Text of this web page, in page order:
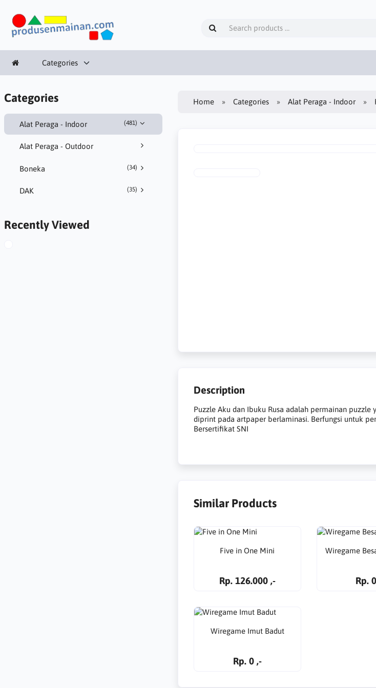
Categories
Categories
Alat Peraga - Indoor (481)
Alat Peraga - Outdoor
Boneka (34)
DAK (35)
Recently Viewed
Home Categories Alat Peraga - Indoor
Description
Puzzle Aku dan Ibuku Rusa adalah permainan
diprint pada artpaper berlaminasi. Berfungsi untuk
Bersertifikat SNI
Similar Products
Five in One Mini
Rp. 126.000 ,-
Wiregame
Rp.
Wiregame Imut Badut
Rp. 0 ,-